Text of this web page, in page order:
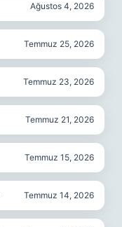
Ağustos 4, 2026
Temmuz 25, 2026
Temmuz 23, 2026
Temmuz 21, 2026
Temmuz 15, 2026
Temmuz 14, 2026